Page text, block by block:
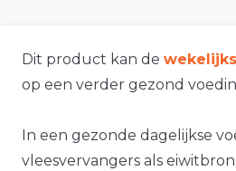
Dit product kan de
op een verder gezond
In een gezonde dagelijkse
vleesvervangers als